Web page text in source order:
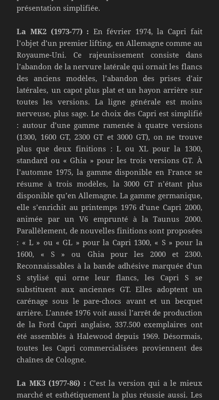
présentation simplifiée.
La MK2 (1973-77) : En février 1974, la Capri fait
l’objet d’un premier lifting, en Allemagne comme au
Royaume-Uni. Ce rajeunissement consiste dans
l’abandon de la nervure latérale qui ornait les flancs
des anciens modèles, l’abandon des prises d’air
latérales, un capot plus plat et un hayon arrière sur
toutes les versions. La ligne générale est moins
nerveuse, plus sage. Le choix des Capri est simplifié
: autour d’une gamme ramenée à quatre versions
(1300, 1600 GT, 2300 GT et 3000 GT), on ne trouve
plus que deux finitions : L ou XL pour la 1300,
standard ou « Ghia » pour les trois versions GT. À
l’automne 1975, la gamme disponible en France se
résume à trois modèles, la 3000 GT n’étant plus
disponible qu’en Allemagne. La gamme germanique,
elle s’enrichit au printemps 1976 d’une Capri 2000,
animée par un V6 emprunté à la Taunus 2000.
Parallèlement, de nouvelles finitions sont proposées
: « L » ou « GL » pour la Capri 1300, « S » pour la
1600, « S » ou Ghia pour les 2000 et 2300.
Reconnaissables à la bande adhésive marquée d’un
S stylisé qui orne leur flancs, les Capri S se
substituent aux anciennes GT. Elles adoptent un
carénage sous le pare-chocs avant et un becquet
arrière. L’année 1976 voit aussi l’arrêt de production
de la Ford Capri anglaise, 337.500 exemplaires ont
été assemblés à Halewood depuis 1969. Désormais,
toutes les Capri commercialisées proviennent des
chaînes de Cologne.
La MK3 (1977-86) : C’est la version qui a le mieux
marché et esthétiquement la plus réussie aussi. Les